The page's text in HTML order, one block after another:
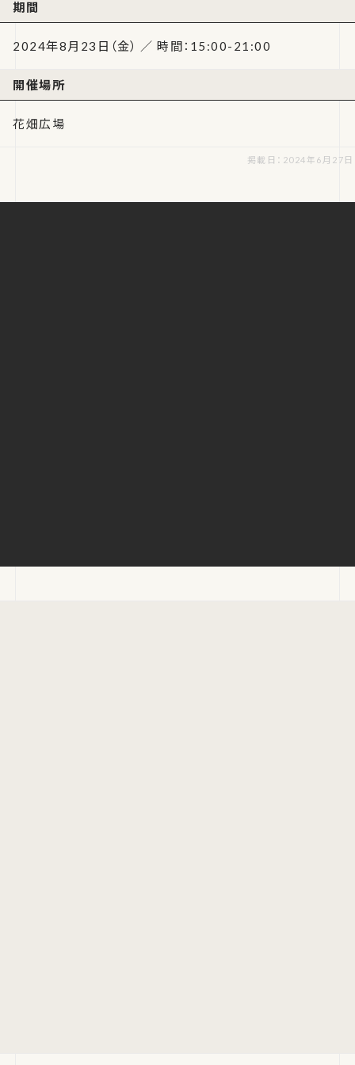
期間
2024年8月23日（金） ／ 時間：15:00-21:00
開催場所
花畑広場
掲載日：2024年6月27日